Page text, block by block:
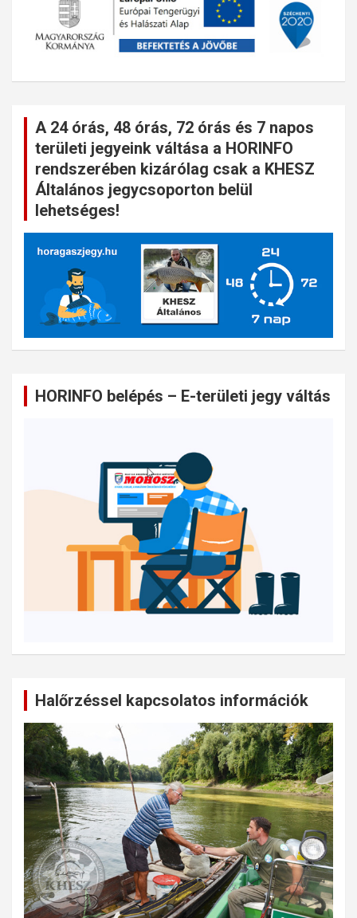
A 24 órás, 48 órás, 72 órás és 7 napos
területi jegyeink váltása a HORINFO
rendszerében kizárólag csak a KHESZ
Általános jegycsoporton belül
lehetséges!
HORINFO belépés – E-területi jegy váltás
Halőrzéssel kapcsolatos információk